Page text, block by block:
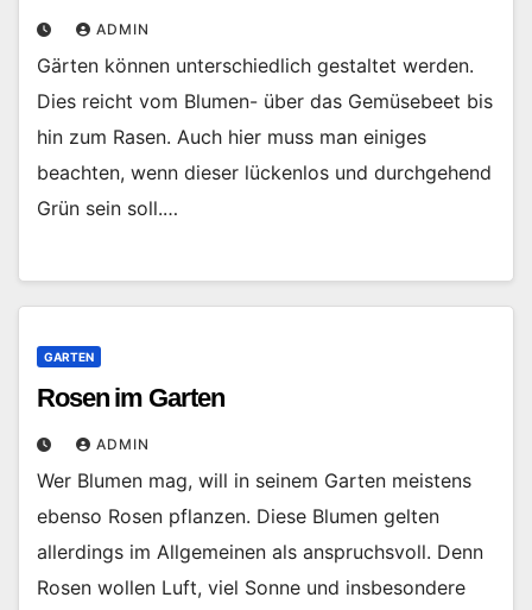
ADMIN
Gärten können unterschiedlich gestaltet werden.
Dies reicht vom Blumen- über das Gemüsebeet bis
hin zum Rasen. Auch hier muss man einiges
beachten, wenn dieser lückenlos und durchgehend
Grün sein soll.…
GARTEN
Rosen im Garten
ADMIN
Wer Blumen mag, will in seinem Garten meistens
ebenso Rosen pflanzen. Diese Blumen gelten
allerdings im Allgemeinen als anspruchsvoll. Denn
Rosen wollen Luft, viel Sonne und insbesondere